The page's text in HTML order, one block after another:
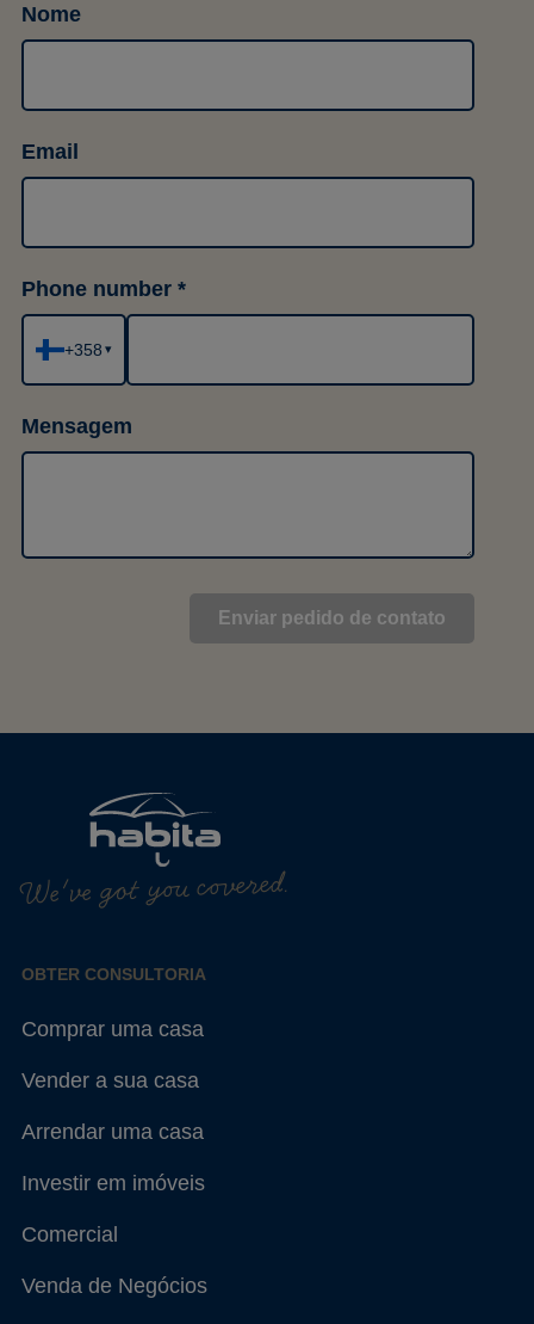
Nome
Email
Phone number
+358 ▾
Mensagem
We've got you covered.
OBTER CONSULTORIA
Comprar uma casa
Vender a sua casa
Arrendar uma casa
Investir em imóveis
Comercial
Venda de Negócios